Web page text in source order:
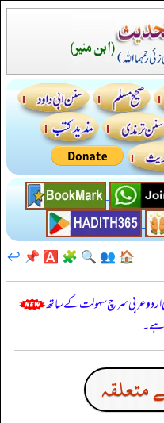
🏠
👥
🔍
🧩
🅰️
📌
↩️
اردو عربی سرچ سہولت کے ساتھ
ہے۔
متعلقہ